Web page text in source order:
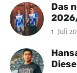
Das
1. Juli